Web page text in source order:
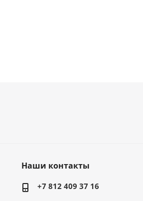
Наши контакты
+7 812 409 37 16